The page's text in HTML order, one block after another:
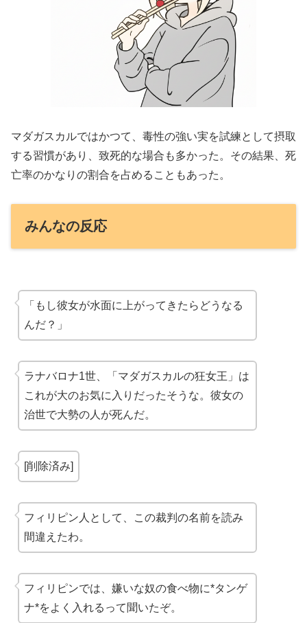
マダガスカルではかつて、毒性の強い実を試練として摂取
する習慣があり、致死的な場合も多かった。その結果、死
亡率のかなりの割合を占めることもあった。
みんなの反応
「もし彼女が水面に上がってきたらどうなる
んだ？」
ラナバロナ1世、「マダガスカルの狂女王」は
これが大のお気に入りだったそうな。彼女の
治世で大勢の人が死んだ。
[削除済み]
フィリピン人として、この裁判の名前を読み
間違えたわ。
フィリピンでは、嫌いな奴の食べ物に*タンゲ
ナ*をよく入れるって聞いたぞ。